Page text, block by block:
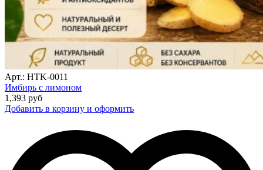
Арт.: HTK-0011
Имбирь с лимоном
1,393 руб
Добавить в корзину и оформить